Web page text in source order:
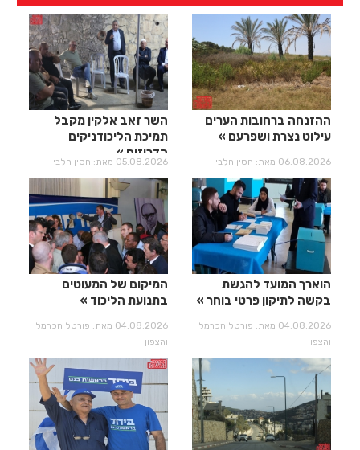
ההזנחה ברחובות הערים
עילוט נצרת ושפרעם
06.08.2026 מאת: חסין חלבי
השר זאב אלקין מקבל
תמיכת הליכודניקים
הדרוזים
05.08.2026 מאת: חסין חלבי
הוארך המועד להגשת
בקשה לתיקון פרטי בוחר
04.08.2026 מאת: פורטל הכרמל
והצפון
המיקום של המעוטים
בתנועת הליכוד
04.08.2026 מאת: פורטל הכרמל
והצפון